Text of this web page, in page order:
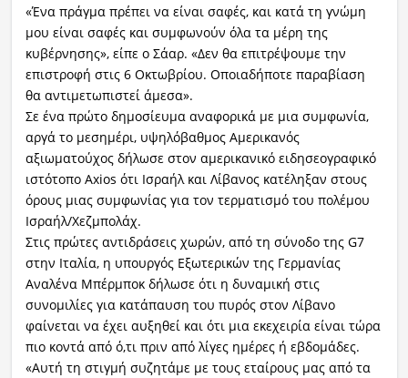
«Ένα πράγμα πρέπει να είναι σαφές, και κατά τη γνώμη
μου είναι σαφές και συμφωνούν όλα τα μέρη της
κυβέρνησης», είπε ο Σάαρ. «Δεν θα επιτρέψουμε την
επιστροφή στις 6 Οκτωβρίου. Οποιαδήποτε παραβίαση
θα αντιμετωπιστεί άμεσα».
Σε ένα πρώτο δημοσίευμα αναφορικά με μια συμφωνία,
αργά το μεσημέρι, υψηλόβαθμος Αμερικανός
αξιωματούχος δήλωσε στον αμερικανικό ειδησεογραφικό
ιστότοπο Axios ότι Ισραήλ και Λίβανος κατέληξαν στους
όρους μιας συμφωνίας για τον τερματισμό του πολέμου
Ισραήλ/Χεζμπολάχ.
Στις πρώτες αντιδράσεις χωρών, από τη σύνοδο της G7
στην Ιταλία, η υπουργός Εξωτερικών της Γερμανίας
Αναλένα Μπέρμποκ δήλωσε ότι η δυναμική στις
συνομιλίες για κατάπαυση του πυρός στον Λίβανο
φαίνεται να έχει αυξηθεί και ότι μια εκεχειρία είναι τώρα
πιο κοντά από ό,τι πριν από λίγες ημέρες ή εβδομάδες.
«Αυτή τη στιγμή συζητάμε με τους εταίρους μας από τα